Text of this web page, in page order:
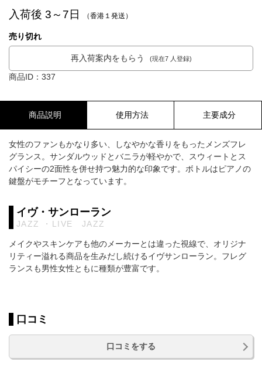
入荷後 3～7日 （香港１発送）
売り切れ
再入荷案内をもらう (現在7 人登録)
商品ID：337
商品説明 使用方法 主要成分
女性のファンもかなり多い、しなやかな香りをもったメンズフレ
グランス。サンダルウッドとバニラが軽やかで、スウィートとス
パイシーの2面性を併せ持つ魅力的な印象です。ボトルはピアノの
鍵盤がモチーフとなっています。
イヴ・サンローラン
JAZZ ・LIVE JAZZ
メイクやスキンケアも他のメーカーとは違った視線で、オリジナ
リティー溢れる商品を生みだし続けるイヴサンローラン。フレグ
ランスも男性女性ともに種類が豊富です。
口コミ
口コミをする